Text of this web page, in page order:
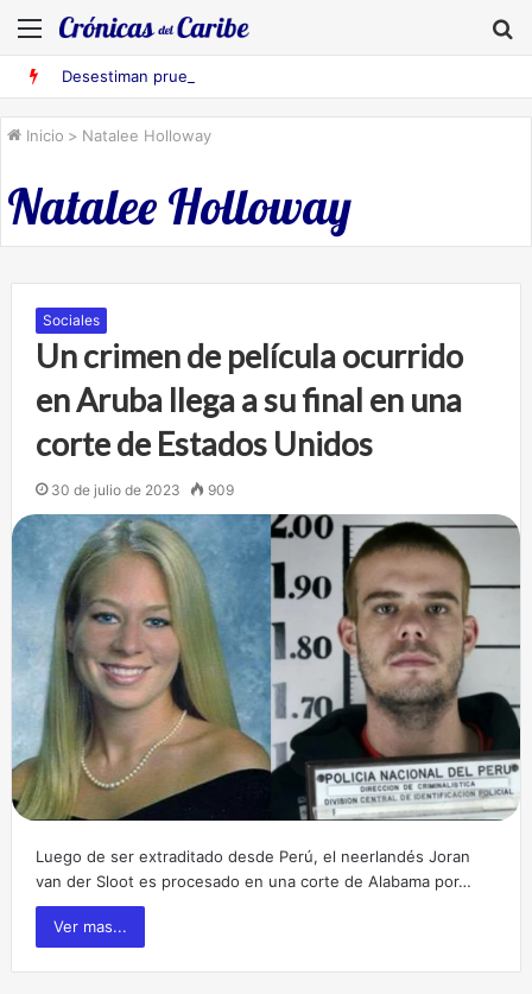
Menú
Inicio > Natalee Holloway
Natalee Holloway
Sociales
Un crimen de película ocurrido
en Aruba llega a su final en una
corte de Estados Unidos
30 de julio de 2023 909
Luego de ser extraditado desde Perú, el neerlandés Joran
van der Sloot es procesado en una corte de Alabama por…
Ver mas...